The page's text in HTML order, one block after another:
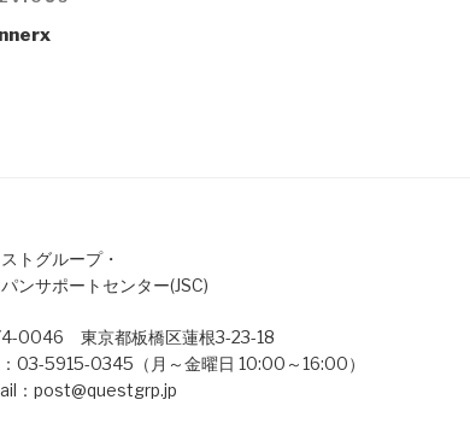
トグループ・
ンサポートセンター(JSC)
0046 東京都板橋区蓮根3-23-18
03-5915-0345（月～金曜日 10:00～16:00）
：post@questgrp.jp